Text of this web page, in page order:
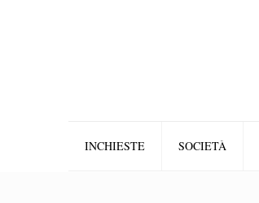
INCHIESTE SOCIETÀ